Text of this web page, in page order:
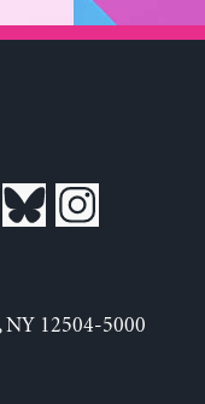
12504-5000